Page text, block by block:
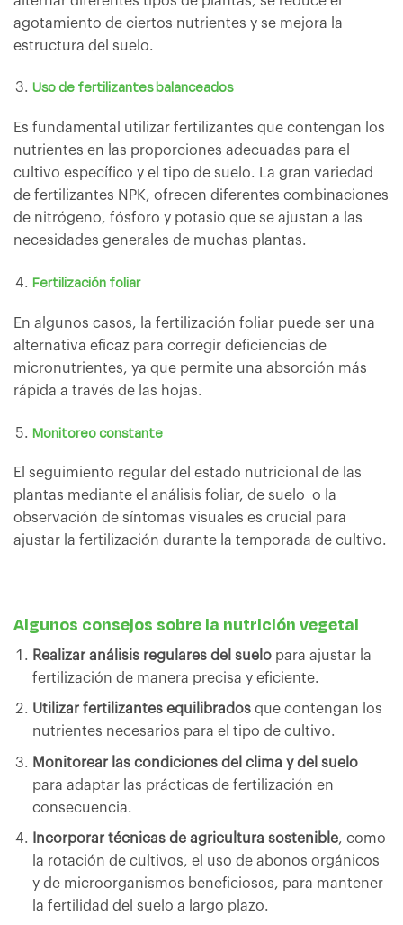
agotamiento de ciertos nutrientes y se mejora la
estructura del suelo.
Uso de fertilizantes balanceados
Es fundamental utilizar fertilizantes que contengan los
nutrientes en las proporciones adecuadas para el
cultivo específico y el tipo de suelo. La gran variedad
de fertilizantes NPK, ofrecen diferentes combinaciones
de nitrógeno, fósforo y potasio que se ajustan a las
necesidades generales de muchas plantas.
Fertilización foliar
En algunos casos, la fertilización foliar puede ser una
alternativa eficaz para corregir deficiencias de
micronutrientes, ya que permite una absorción más
rápida a través de las hojas.
Monitoreo constante
El seguimiento regular del estado nutricional de las
plantas mediante el análisis foliar, de suelo o la
observación de síntomas visuales es crucial para
ajustar la fertilización durante la temporada de cultivo.
Algunos consejos sobre la nutrición vegetal
Realizar análisis regulares del suelopara ajustar la
fertilización de manera precisa y eficiente.
Utilizar fertilizantes equilibradosque contengan los
nutrientes necesarios para el tipo de cultivo.
Monitorear las condiciones del clima y del suelo
para adaptar las prácticas de fertilización en
consecuencia.
Incorporar técnicas de agricultura sostenible, como
la rotación de cultivos, el uso de abonos orgánicos
y de microorganismos beneficiosos, para mantener
la fertilidad del suelo a largo plazo.